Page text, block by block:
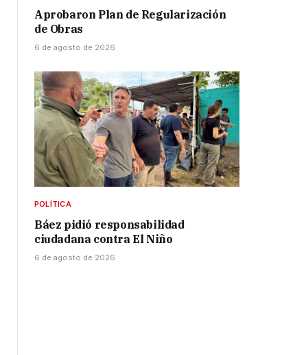
Aprobaron Plan de Regularización
de Obras
6 de agosto de 2026
POLÍTICA
Báez pidió responsabilidad
ciudadana contra El Niño
6 de agosto de 2026